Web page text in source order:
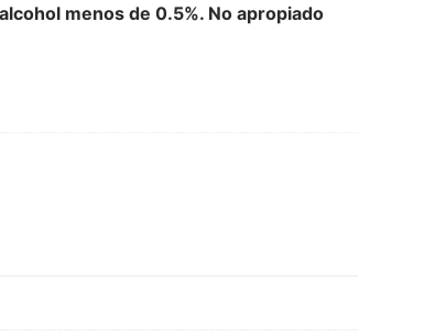
menos de 0.5%. No apropiado